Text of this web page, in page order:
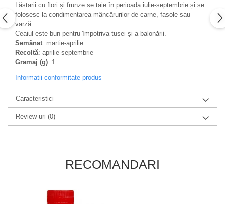
Lăstarii cu flori și frunze se taie în perioada iulie-septembrie și se
folosesc la condimentarea mâncărurilor de carne, fasole sau
varză.
Ceaiul este bun pentru împotriva tusei și a balonării.
Semănat: martie-aprilie
Recoltă: aprilie-septembrie
Gramaj (g): 1
Informatii conformitate produs
Caracteristici
Review-uri (0)
RECOMANDARI